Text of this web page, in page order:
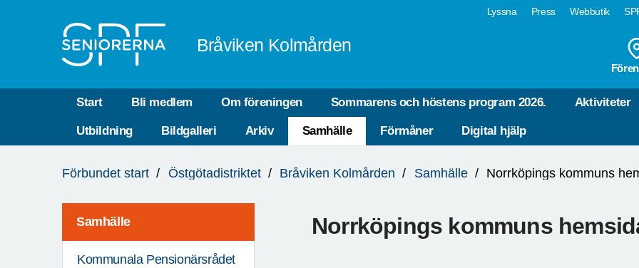
Lyssna Press Webbutik
Bråviken Kolmården
Start Bli medlem Om föreningen Sommarens och höstens program 2026. Aktiviteter
Utbildning Bildgalleri Arkiv Samhälle Förmåner Digital hjälp
är
Förbundet start Östgötadistriktet Bråviken Kolmården Samhälle Norrköpings kommuns
Samhälle
Kommunala Pensionärsrådet
Norrköpings kommuns